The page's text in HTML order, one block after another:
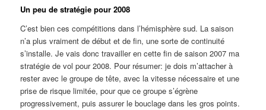
Un peu de stratégie pour 2008
C’est bien ces compétitions dans l’hémisphère sud. La saison
n’a plus vraiment de début et de fin, une sorte de continuité
s’installe. Je vais donc travailler en cette fin de saison 2007 ma
stratégie de vol pour 2008. Pour résumer: je dois m’attacher à
rester avec le groupe de tête, avec la vitesse nécessaire et une
prise de risque limitée, pour que ce groupe s’égrène
progressivement, puis assurer le bouclage dans les gros points.